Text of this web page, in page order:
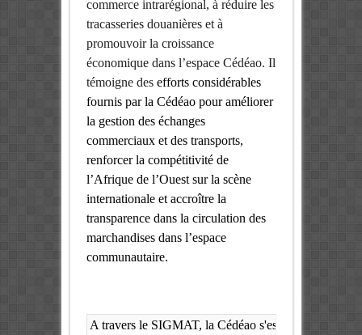
commerce intrarégional, à réduire les
tracasseries douanières et à
promouvoir la croissance
économique dans l’espace Cédéao. Il
témoigne des efforts considérables
fournis par la Cédéao pour améliorer
la gestion des échanges
commerciaux et des transports,
renforcer la compétitivité de
l’Afrique de l’Ouest sur la scène
internationale et accroître la
transparence dans la circulation des
marchandises dans l’espace
communautaire.
A travers le SIGMAT, la Cédéao s'est véritablement